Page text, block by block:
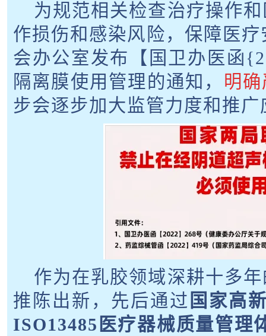
为规范相关检查治疗操作
作损伤和感染风险，保障医
会办公室发布【国卫办医函
隔离膜使用管理的通知， 明
步会逐步加大监管力度和推广
作为在乳胶领域深耕十多
推陈出新，先后通过 国家高
ISO13485医疗器械质量管理